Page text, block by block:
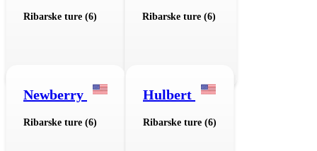
Ribarske ture (6) Ribarske ture (6)
Newberry
Ribarske ture (6)
Hulbert
Ribarske ture (6)